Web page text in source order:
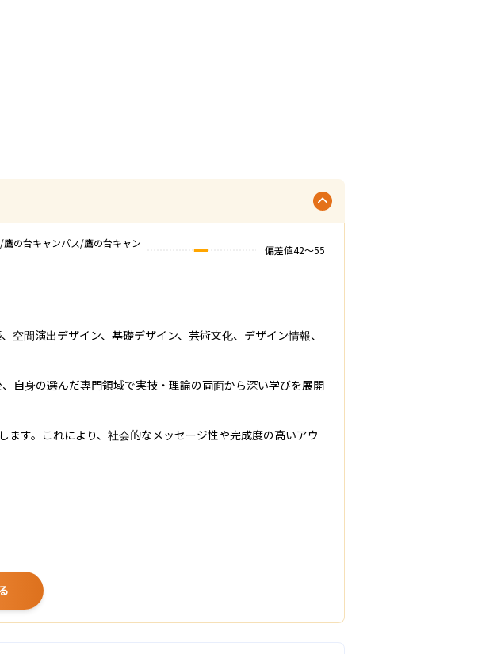
の台キャンパス/鷹の台キャン
偏差値42〜55
間演出デザイン、基礎デザイン、芸術文化、デザイン情報、
自身の選んだ専門領域で実技・理論の両面から深い学びを展開
す。これにより、社会的なメッセージ性や完成度の高いアウ